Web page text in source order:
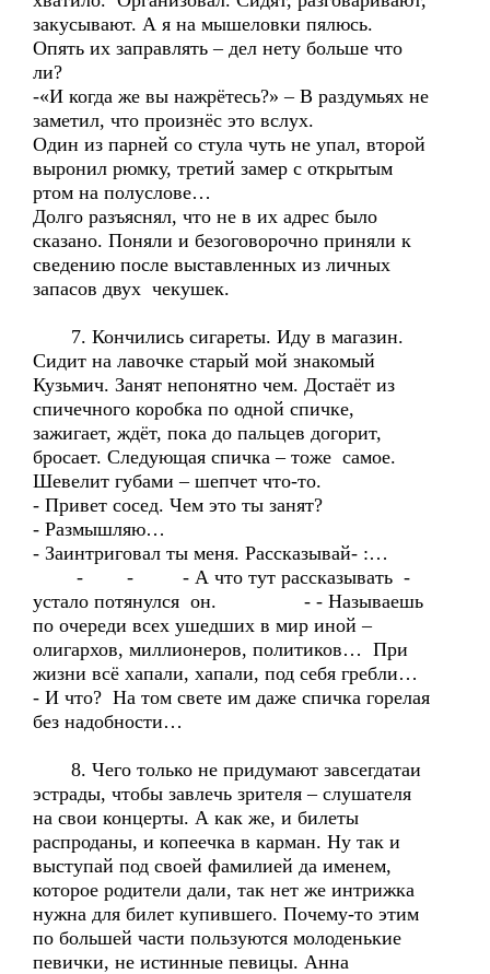
закусывают. А я на мышеловки пялюсь.
Опять их заправлять – дел нету больше что
ли?
-«И когда же вы нажрётесь?» – В раздумьях не
заметил, что произнёс это вслух.
Один из парней со стула чуть не упал, второй
выронил рюмку, третий замер с открытым
ртом на полуслове…
Долго разъяснял, что не в их адрес было
сказано. Поняли и безоговорочно приняли к
сведению после выставленных из личных
запасов двух чекушек.
7. Кончились сигареты. Иду в магазин.
Сидит на лавочке старый мой знакомый
Кузьмич. Занят непонятно чем. Достаёт из
спичечного коробка по одной спичке,
зажигает, ждёт, пока до пальцев догорит,
бросает. Следующая спичка – тоже самое.
Шевелит губами – шепчет что-то.
- Привет сосед. Чем это ты занят?
- Размышляю…
- Заинтриговал ты меня. Рассказывай- :…
- - - А что тут рассказывать -
устало потянулся он. - - Называешь
по очереди всех ушедших в мир иной –
олигархов, миллионеров, политиков… При
жизни всё хапали, хапали, под себя гребли…
- И что? На том свете им даже спичка горелая
без надобности…
8. Чего только не придумают завсегдатаи
эстрады, чтобы завлечь зрителя – слушателя
на свои концерты. А как же, и билеты
распроданы, и копеечка в карман. Ну так и
выступай под своей фамилией да именем,
которое родители дали, так нет же интрижка
нужна для билет купившего. Почему-то этим
по большей части пользуются молоденькие
певички, не истинные певицы. Анна